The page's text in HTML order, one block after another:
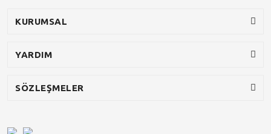
KURUMSAL
YARDIM
SÖZLEŞMELER